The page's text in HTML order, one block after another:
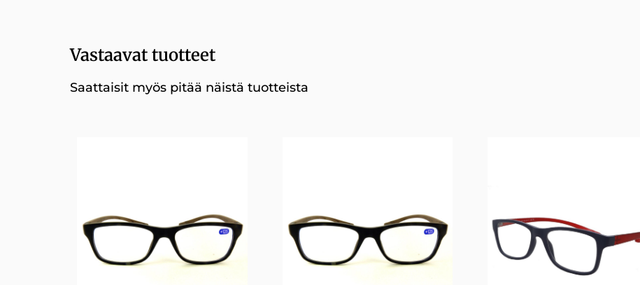
Vastaavat tuotteet
Saattaisit myös pitää näistä tuotteista